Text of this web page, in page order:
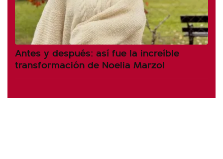
Antes y después: así fue la increíble
transformación de Noelia Marzol